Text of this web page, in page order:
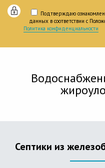
Подтверждаю
данных в соответствии с
Политика конфиденциальности
Септики из